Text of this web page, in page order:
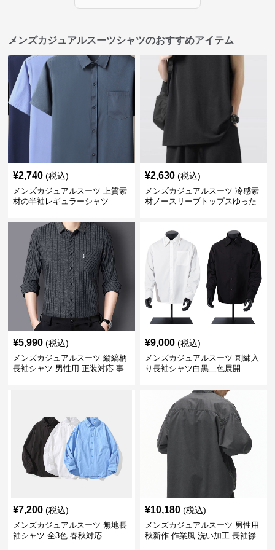
メンズカジュアルスーツシャツのおすすめアイテム
¥2,740 (税込)
メンズカジュアルスーツ 上質素
材の半袖レギュラーシャツ
¥2,630 (税込)
メンズカジュアルスーツ 冷感素
材ノースリーブトップスゆった
¥5,990 (税込)
メンズカジュアルスーツ 縦縞柄
長袖シャツ 男性用 正装対応 事
¥9,000 (税込)
メンズカジュアルスーツ 刺繍入
り長袖シャツ白黒二色展開
¥7,200 (税込)
メンズカジュアルスーツ 無地長
袖シャツ 全3色 春秋対応
¥10,180 (税込)
メンズカジュアルスーツ 男性用
秋新作 作業風 洗い加工 長袖襟